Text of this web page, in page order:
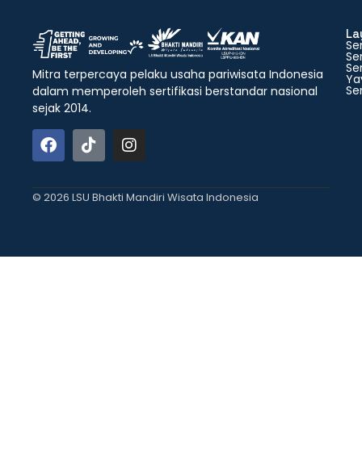
Mitra terpercaya pelaku usaha pariwisata Indonesia
dalam memperoleh sertifikasi berstandar nasional
sejak 2014.
© 2026 LSU Bhakti Mandiri Wisata Indonesia